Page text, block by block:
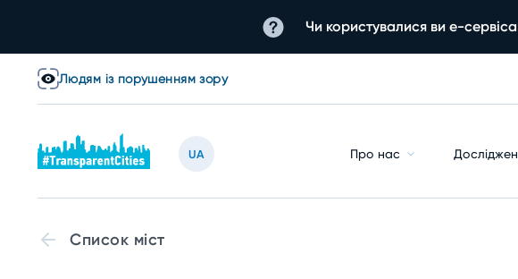
Чи користувалися ви е-
Людям із порушенням зору
UA Про нас
Список міст